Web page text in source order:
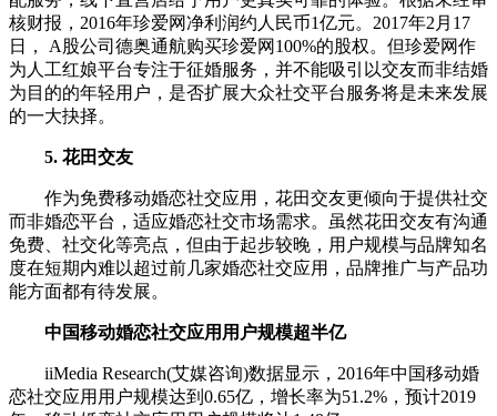
核财报，2016年珍爱网净利润约人民币1亿元。2017年2月17
日， A股公司德奥通航购买珍爱网100%的股权。但珍爱网作
为人工红娘平台专注于征婚服务，并不能吸引以交友而非结婚
为目的的年轻用户，是否扩展大众社交平台服务将是未来发展
的一大抉择。
5. 花田交友
作为免费移动婚恋社交应用，花田交友更倾向于提供社交
而非婚恋平台，适应婚恋社交市场需求。虽然花田交友有沟通
免费、社交化等亮点，但由于起步较晚，用户规模与品牌知名
度在短期内难以超过前几家婚恋社交应用，品牌推广与产品功
能方面都有待发展。
中国移动婚恋社交应用用户规模超半亿
iiMedia Research(艾媒咨询)数据显示，2016年中国移动婚
恋社交应用用户规模达到0.65亿，增长率为51.2%，预计2019